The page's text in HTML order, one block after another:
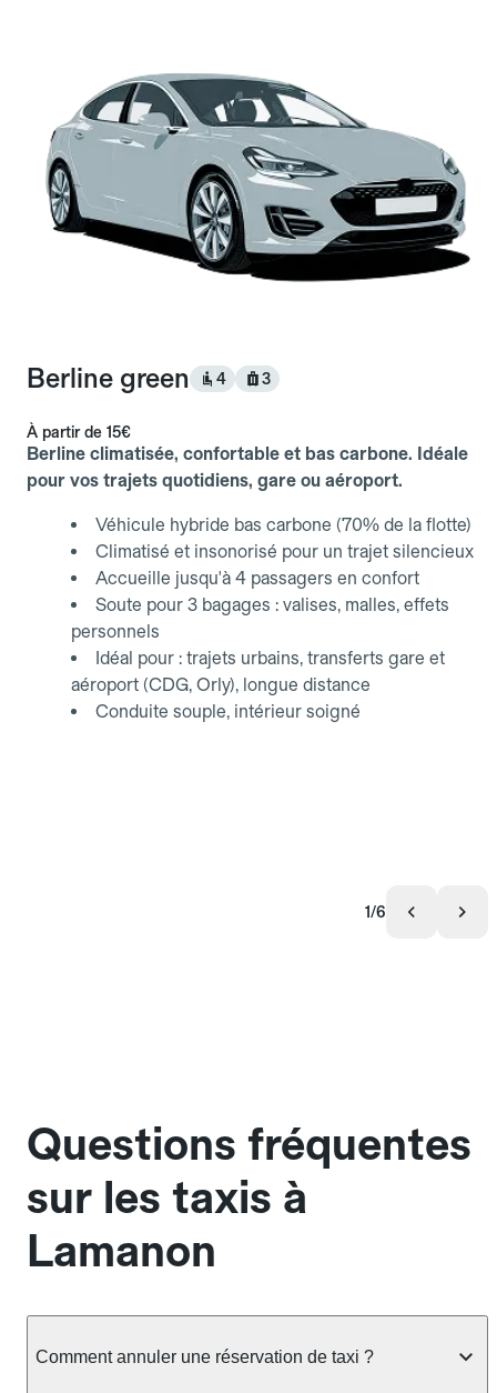
Berline green 4 3
À partir de 15€
Berline climatisée, confortable et bas carbone. Idéale
pour vos trajets quotidiens, gare ou aéroport.
Véhicule hybride bas carbone (70% de la flotte)
Climatisé et insonorisé pour un trajet silencieux
Accueille jusqu'à 4 passagers en confort
Soute pour 3 bagages : valises, malles, effets
personnels
Idéal pour : trajets urbains, transferts gare et
aéroport (CDG, Orly), longue distance
Conduite souple, intérieur soigné
1/6
Questions fréquentes
sur les taxis à
Lamanon
Comment annuler une réservation de taxi ?